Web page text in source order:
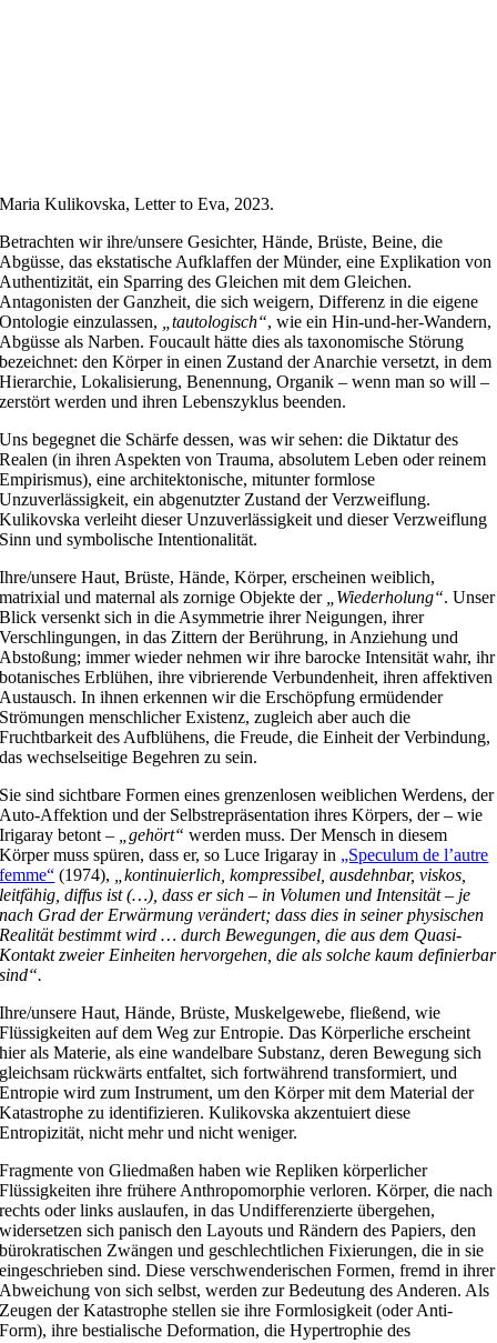
Maria Kulikovska, Letter to Eva, 2023.
Betrachten wir ihre/unsere Gesichter, Hände, Brüste, Beine, die
Abgüsse, das ekstatische Aufklaffen der Münder, eine Explikation von
Authentizität, ein Sparring des Gleichen mit dem Gleichen.
Antagonisten der Ganzheit, die sich weigern, Differenz in die eigene
Ontologie einzulassen,
„tautologisch“, wie ein Hin-und-her-Wandern,
Abgüsse als Narben. Foucault hätte dies als taxonomische Störung
bezeichnet: den Körper in einen Zustand der Anarchie versetzt, in dem
Hierarchie, Lokalisierung, Benennung, Organik – wenn man so will –
zerstört werden und ihren Lebenszyklus beenden.
Uns begegnet die Schärfe dessen, was wir sehen: die Diktatur des
Realen (in ihren Aspekten von Trauma, absolutem Leben oder reinem
Empirismus), eine architektonische, mitunter formlose
Unzuverlässigkeit, ein abgenutzter Zustand der Verzweiflung.
Kulikovska verleiht dieser Unzuverlässigkeit und dieser Verzweiflung
Sinn und symbolische Intentionalität.
Ihre/unsere Haut, Brüste, Hände, Körper, erscheinen weiblich,
matrixial und maternal als zornige Objekte der
„Wiederholung“. Unser
Blick versenkt sich in die Asymmetrie ihrer Neigungen, ihrer
Verschlingungen, in das Zittern der Berührung, in Anziehung und
Abstoßung; immer wieder nehmen wir ihre barocke Intensität wahr, ihr
botanisches Erblühen, ihre vibrierende Verbundenheit, ihren affektiven
Austausch. In ihnen erkennen wir die Erschöpfung ermüdender
Strömungen menschlicher Existenz, zugleich aber auch die
Fruchtbarkeit des Aufblühens, die Freude, die Einheit der Verbindung,
das wechselseitige Begehren zu sein.
Sie sind sichtbare Formen eines grenzenlosen weiblichen Werdens, der
Auto-Affektion und der Selbstrepräsentation ihres Körpers, der – wie
Irigaray betont –
„gehört“ werden muss. Der Mensch in diesem
Körper muss spüren, dass er, so Luce Irigaray in „Speculum de l’autre
femme“ (1974),
„kontinuierlich, kompressibel, ausdehnbar, viskos,
leitfähig, diffus ist (…), dass er sich – in Volumen und Intensität – je
nach Grad der Erwärmung verändert; dass dies in seiner physischen
Realität bestimmt wird … durch Bewegungen, die aus dem Quasi-
Kontakt zweier Einheiten hervorgehen, die als solche kaum definierbar
sind“.
Ihre/unsere Haut, Hände, Brüste, Muskelgewebe, fließend, wie
Flüssigkeiten auf dem Weg zur Entropie. Das Körperliche erscheint
hier als Materie, als eine wandelbare Substanz, deren Bewegung sich
gleichsam rückwärts entfaltet, sich fortwährend transformiert, und
Entropie wird zum Instrument, um den Körper mit dem Material der
Katastrophe zu identifizieren. Kulikovska akzentuiert diese
Entropizität, nicht mehr und nicht weniger.
Fragmente von Gliedmaßen haben wie Repliken körperlicher
Flüssigkeiten ihre frühere Anthropomorphie verloren. Körper, die nach
rechts oder links auslaufen, in das Undifferenzierte übergehen,
widersetzen sich panisch den Layouts und Rändern des Papiers, den
bürokratischen Zwängen und geschlechtlichen Fixierungen, die in sie
eingeschrieben sind. Diese verschwenderischen Formen, fremd in ihrer
Abweichung von sich selbst, werden zur Bedeutung des Anderen. Als
Zeugen der Katastrophe stellen sie ihre Formlosigkeit (oder Anti-
Form), ihre bestialische Deformation, die Hypertrophie des